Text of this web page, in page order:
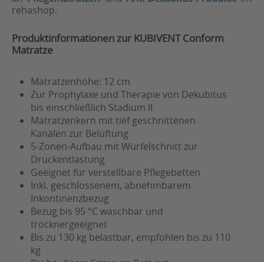
rehashop.
Produktinformationen zur KUBIVENT Conform
Matratze
Matratzenhöhe: 12 cm
Zur Prophylaxe und Therapie von Dekubitus
bis einschließlich Stadium II
Matratzenkern mit tief geschnittenen
Kanälen zur Belüftung
5-Zonen-Aufbau mit Würfelschnitt zur
Druckentlastung
Geeignet für verstellbare Pflegebetten
Inkl. geschlossenem, abnehmbarem
Inkontinenzbezug
Bezug bis 95 °C waschbar und
trocknergeeignet
Bis zu 130 kg belastbar, empfohlen bis zu 110
kg